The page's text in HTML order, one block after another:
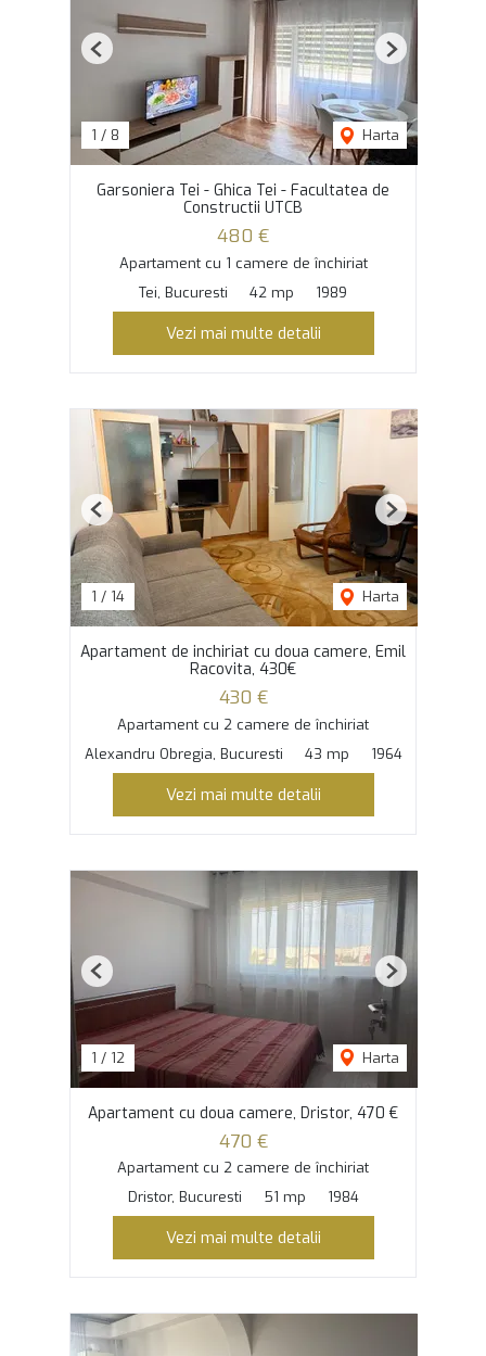
1 / 8 Harta
Previous Next
Garsoniera Tei - Ghica Tei - Facultatea de
Constructii UTCB
480 €
Apartament cu 1 camere de închiriat
Tei, Bucuresti
42 mp 1989
Vezi mai multe detalii
1 / 14 Harta
Previous Next
Apartament de inchiriat cu doua camere, Emil
Racovita, 430€
430 €
Apartament cu 2 camere de închiriat
Alexandru Obregia, Bucuresti
43 mp 1964
Vezi mai multe detalii
1 / 12 Harta
Previous Next
Apartament cu doua camere, Dristor, 470 €
470 €
Apartament cu 2 camere de închiriat
Dristor, Bucuresti
51 mp 1984
Vezi mai multe detalii